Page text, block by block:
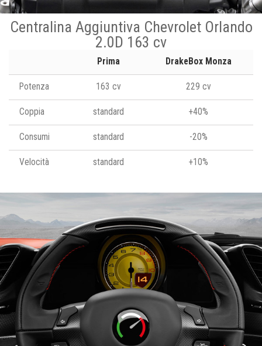
Centralina Aggiuntiva Chevrolet Orlando
2.0D 163 cv
Prima DrakeBox Monza
Potenza 163 cv 229 cv
Coppia standard +40%
Consumi standard -20%
Velocità standard +10%